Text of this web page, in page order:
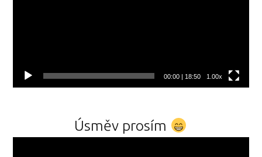
00:00| 18:50 1.00x
Úsměv prosím